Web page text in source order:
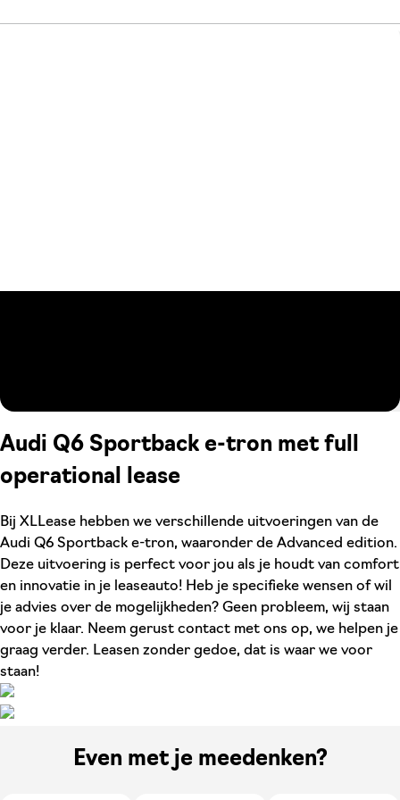
Audi Q6 Sportback e-tron met full
operational lease
Bij XLLease hebben we verschillende uitvoeringen van de
Audi Q6 Sportback e-tron, waaronder de Advanced edition.
Deze uitvoering is perfect voor jou als je houdt van comfort
en innovatie in je leaseauto! Heb je specifieke wensen of wil
je advies over de mogelijkheden? Geen probleem, wij staan
voor je klaar. Neem gerust contact met ons op, we helpen je
graag verder. Leasen zonder gedoe, dat is waar we voor
staan!
Even met je meedenken?